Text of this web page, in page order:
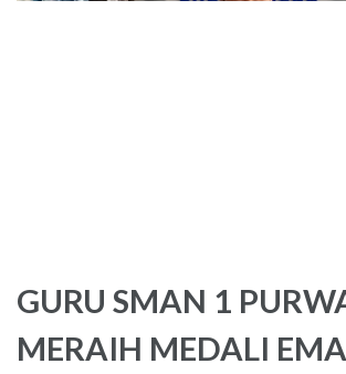
GURU SMAN 1
MERAIH MEDALI